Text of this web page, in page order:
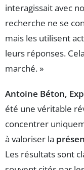
interagissait avec
recherche ne se
mais les utilisent
leurs réponses.
marché. »
Antoine Béton,
été une véritable
concentrer
à valoriser la
Les résultats sont